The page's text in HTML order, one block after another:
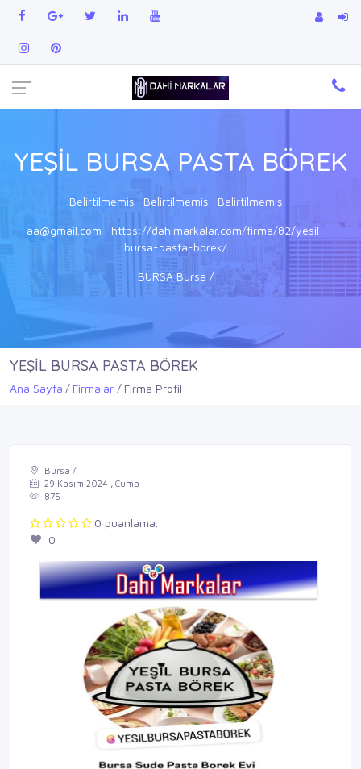
YEŞİL BURSA PASTA BÖREK
Belirtilmemiş Belirtilmemiş Belirtilmemiş
aa@gmail.com
https://dahimarkalar.com/firma/82/yesil-
bursa-pasta-borek/
BURSA Bursa /
YEŞİL BURSA PASTA BÖREK
Ana Sayfa Firmalar Firma Profil
Bursa /
29 Kasım 2024 , Cuma
875
0 puanlama.
0